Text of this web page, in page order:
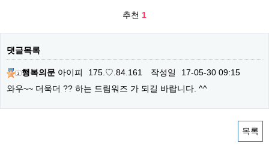
추천 1
댓글목록
행복의문 아이피 175.♡.84.161 작성일
17-05-30 09:15
와우~~ 더욱더 ?? 하는 드림워즈 가 되길 바랍니다. ^^
목록